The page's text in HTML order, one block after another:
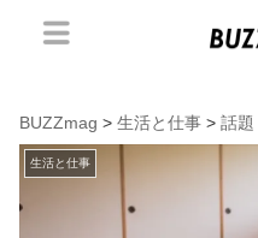
BUZZmag > 生活と仕事 > 話題
生活と仕事